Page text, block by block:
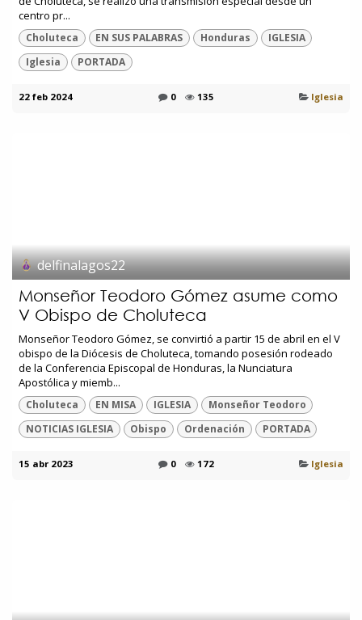
centro pr...
Choluteca EN SUS PALABRAS Honduras
IGLESIA
Iglesia
PORTADA
22 feb 2024 0 135 Iglesia
delfinalagos22
Monseñor Teodoro Gómez asume como
V Obispo de Choluteca
Monseñor Teodoro Gómez, se convirtió a partir 15 de abril en el V
obispo de la Diócesis de Choluteca, tomando posesión rodeado
de la Conferencia Episcopal de Honduras, la Nunciatura
Apostólica y miemb...
Choluteca EN MISA IGLESIA
Monseñor Teodoro
NOTICIAS IGLESIA
Obispo Ordenación PORTADA
15 abr 2023 0 172 Iglesia